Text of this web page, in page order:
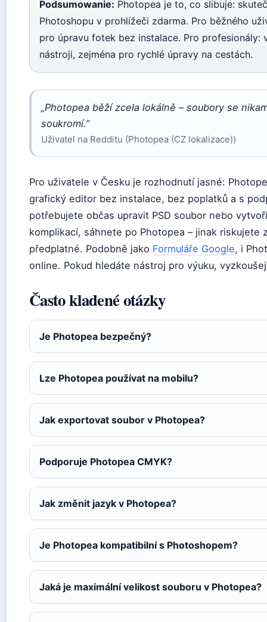
Podsumowanie: Photopea je to, co slibuje:
Photoshopu v prohlížeči zdarma. Pro běžného
pro úpravu fotek bez instalace. Pro profesionály:
nástroji, zejména pro rychlé úpravy na cestách.
„Photopea běží zcela lokálně – soubory se
soukromí.”
Uživatel na Redditu (Photopea (CZ lokalizace))
Pro uživatele v Česku je rozhodnutí jasné:
grafický editor bez instalace, bez poplatků a s
potřebujete občas upravit PSD soubor nebo
komplikací, sáhnete po Photopea – jinak riskujete
předplatné. Podobně jako Formuláře Google, i
online. Pokud hledáte nástroj pro výuku,
Často kladené otázky
Je Photopea bezpečný?
Lze Photopea používat na mobilu?
Jak exportovat soubor v Photopea?
Podporuje Photopea CMYK?
Jak změnit jazyk v Photopea?
Je Photopea kompatibilní s Photoshopem?
Jaká je maximální velikost souboru v Photopea?